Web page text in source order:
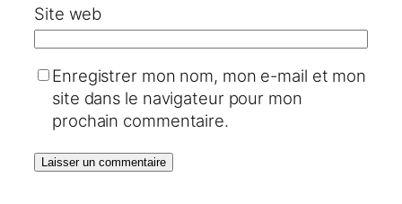
Site web
Enregistrer mon nom, mon e-mail et mon
site dans le navigateur pour mon
prochain commentaire.